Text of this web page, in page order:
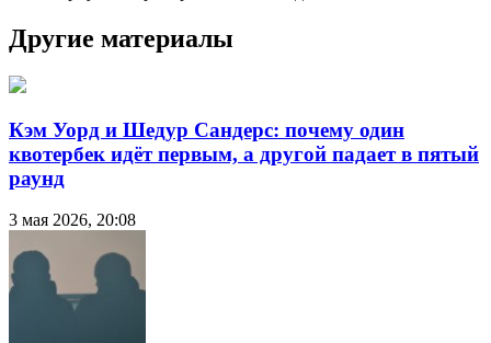
Другие материалы
Кэм Уорд и Шедур Сандерс: почему один
квотербек идёт первым, а другой падает в пятый
раунд
3 мая 2026, 20:08